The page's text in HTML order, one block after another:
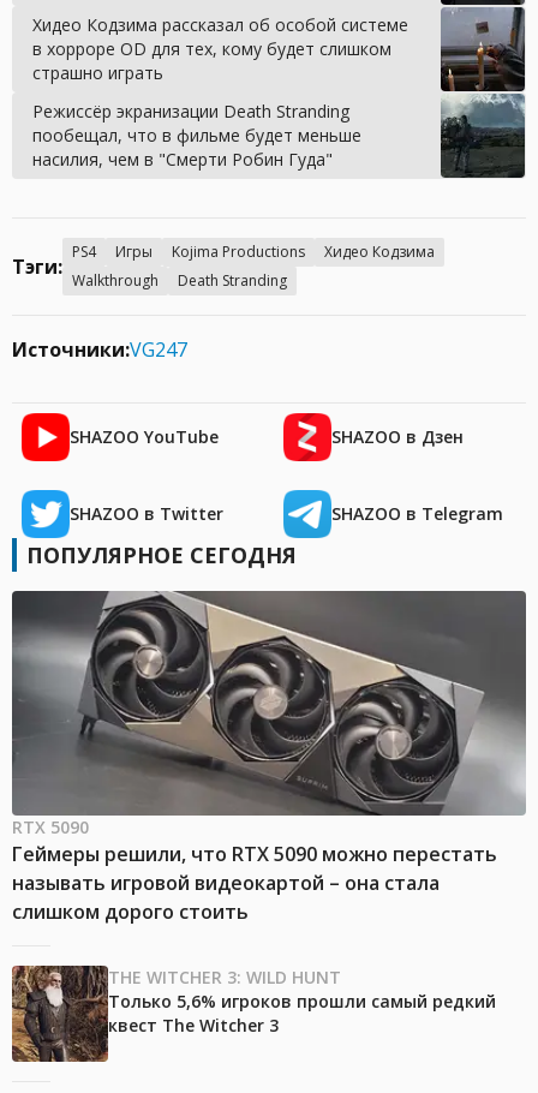
Хидео Кодзима рассказал об особой системе
в хорроре OD для тех, кому будет слишком
страшно играть
Режиссёр экранизации Death Stranding
пообещал, что в фильме будет меньше
насилия, чем в "Смерти Робин Гуда"
Тэги:
PS4 Игры Kojima Productions
Хидео Кодзима
Walkthrough
Death Stranding
Источники:VG247
SHAZOO YouTube SHAZOO в Дзен
SHAZOO в Twitter SHAZOO в Telegram
ПОПУЛЯРНОЕ СЕГОДНЯ
RTX 5090
Геймеры решили, что RTX 5090 можно перестать
называть игровой видеокартой – она стала
слишком дорого стоить
THE WITCHER 3: WILD HUNT
Только 5,6% игроков прошли самый редкий
квест The Witcher 3